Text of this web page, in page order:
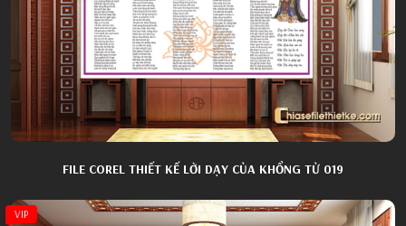
FILE COREL THIẾT KẾ LỜI DẠY CỦA KHỔNG TỬ 019
VIP